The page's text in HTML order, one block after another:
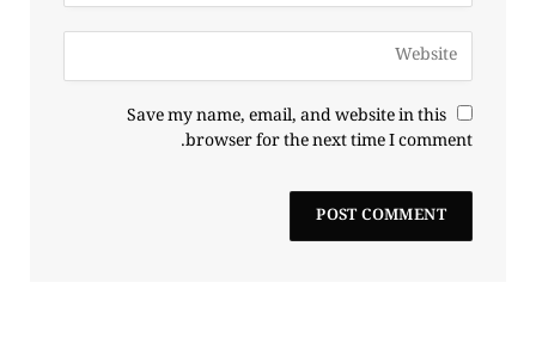
Save my name, email, and website in this
browser for the next time I comment.